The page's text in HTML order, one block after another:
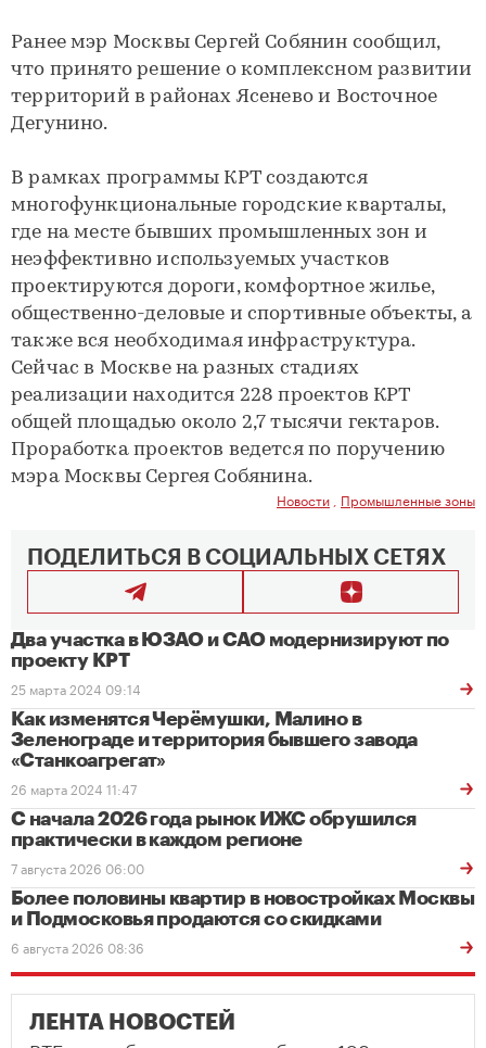
Ранее мэр Москвы Сергей Собянин сообщил,
что принято решение о комплексном развитии
территорий в районах Ясенево и Восточное
Дегунино.
В рамках программы КРТ создаются
многофункциональные городские кварталы,
где на месте бывших промышленных зон и
неэффективно используемых участков
проектируются дороги, комфортное жилье,
общественно-деловые и спортивные объекты, а
также вся необходимая инфраструктура.
Сейчас в Москве на разных стадиях
реализации находится 228 проектов КРТ
общей площадью около 2,7 тысячи гектаров.
Проработка проектов ведется по поручению
мэра Москвы Сергея Собянина.
Новости Промышленные зоны
ПОДЕЛИТЬСЯ В СОЦИАЛЬНЫХ СЕТЯХ
Два участка в ЮЗАО и САО модернизируют по
проекту КРТ
25 марта 2024 09:14
Как изменятся Черёмушки, Малино в
Зеленограде и территория бывшего завода
«Станкоагрегат»
26 марта 2024 11:47
С начала 2026 года рынок ИЖС обрушился
практически в каждом регионе
7 августа 2026 06:00
Более половины квартир в новостройках Москвы
и Подмосковья продаются со скидками
6 августа 2026 08:36
ЛЕНТА НОВОСТЕЙ